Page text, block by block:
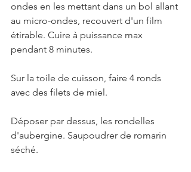
ondes en les mettant dans un bol allant
au micro-ondes, recouvert d'un film
étirable. Cuire à puissance max
pendant 8 minutes.
Sur la toile de cuisson, faire 4 ronds
avec des filets de miel.
Déposer par dessus, les rondelles
d'aubergine. Saupoudrer de romarin
séché.